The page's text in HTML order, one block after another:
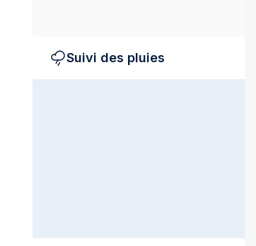
Suivi des pluies